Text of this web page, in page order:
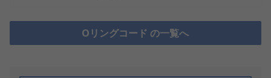
Oリングコード の一覧へ